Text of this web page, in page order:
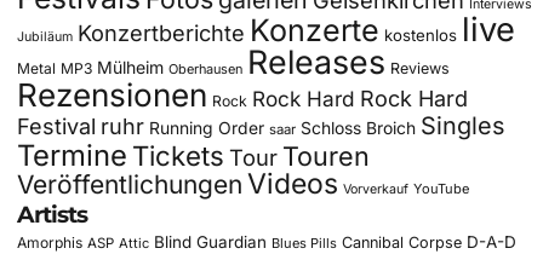
Interviews
Jubiläum Konzertberichte Konzerte kostenlos live
Metal MP3 Mülheim Oberhausen Releases Reviews
Rezensionen Rock Rock Hard Rock Hard
Festival ruhr Running Order saar Schloss Broich Singles
Termine Tickets Tour Touren
Veröffentlichungen Videos Vorverkauf YouTube
Artists
Amorphis ASP Attic Blind Guardian Blues Pills Cannibal Corpse D-A-D